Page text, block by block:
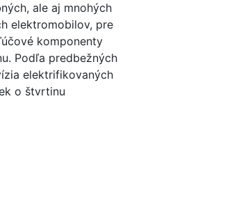
ale aj mnohých
elektromobilov, pre
komponenty
Podľa predbežných
elektrifikovaných
o štvrtinu